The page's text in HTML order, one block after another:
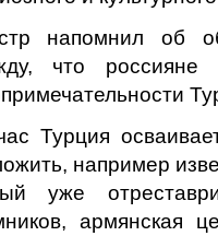
напомнил об
что россияне
Турция
например
уже
армянская